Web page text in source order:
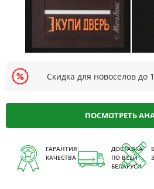
Скидка для новоселов до
ПОСМОТРЕТЬ
ГАРАНТИЯ
КАЧЕСТВА
ДОСТАВКА
ПО ВСЕЙ
БЕЛАРУСИ